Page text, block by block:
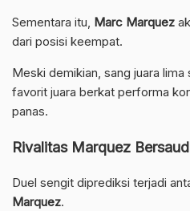
Sementara itu, Marc Marquez
dari posisi keempat.
Meski demikian, sang juara
favorit juara berkat performa
panas.
Rivalitas Marquez
Duel sengit diprediksi terjadi
Marquez.